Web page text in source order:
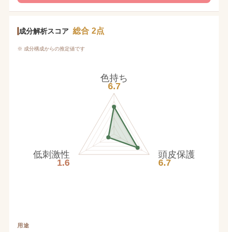
成分解析スコア 総合 2点
※ 成分構成からの推定値です
色持ち
6.7
頭皮保護
6.7
低刺激性
1.6
用途